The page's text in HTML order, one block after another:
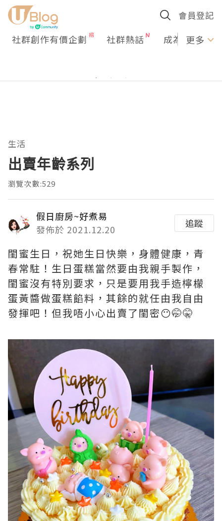
會員登記
社群創作有價企劃 社群熱話 成為U更多
生活
出賣年齡系列
瀏覽次數:529
假日廚房~好煮易
發佈於 2021.12.20
追蹤
閨蜜生日，祝她生日快樂，身體健康，青
春常駐！生日蛋糕當然要由我親手製作，
閨蜜沒有特別要求，只是要用我手造檸檬
蛋黃醬做蛋糕餡料，其餘的就任由我自由
發揮吧！但我唔小心出賣了閨密😶🤭🤫